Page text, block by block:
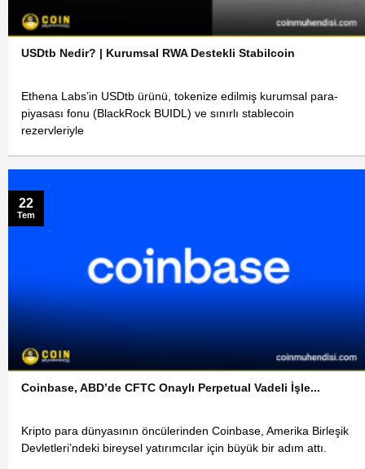
USDtb Nedir? | Kurumsal RWA Destekli Stabilcoin
Ethena Labs’in USDtb ürünü, tokenize edilmiş kurumsal para-
piyasası fonu (BlackRock BUIDL) ve sınırlı stablecoin
rezervleriyle
Coinbase, ABD’de CFTC Onaylı Perpetual Vadeli İşle...
Kripto para dünyasının öncülerinden Coinbase, Amerika Birleşik
Devletleri’ndeki bireysel yatırımcılar için büyük bir adım attı.
22
Tem